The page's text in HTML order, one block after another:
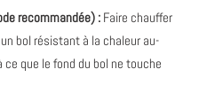
recommandée) : Faire chauffer
bol résistant à la chaleur au-
que le fond du bol ne touche